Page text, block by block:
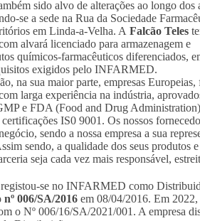
sido alvo de alterações ao longo dos
se a sede na Rua da Sociedade
em Linda-a-Velha. A Falcão Teles
alvará licenciado para armazenagem e
químicos-farmacêuticos diferenciados,
exigidos pelo INFARMED.
na sua maior parte, empresas Europeias,
larga experiência na indústria,
e FDA (Food and Drug
IS0 9001. Os nossos
sendo a nossa empresa a sua
sendo, a qualidade dos seus produtos
seja cada vez mais responsável,
registou-se no INFARMED como
nº 006/SA/2016 em 08/04/2016. Em
o Nº 006/16/SA/2021/001. A empresa